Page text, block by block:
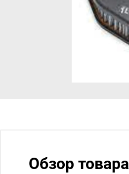
Обзор товара